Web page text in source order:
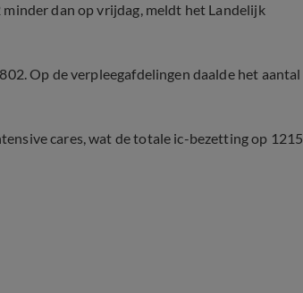
dan op vrijdag, meldt het Landelijk
Op de verpleegafdelingen daalde het aantal
cares, wat de totale ic-bezetting op 1215